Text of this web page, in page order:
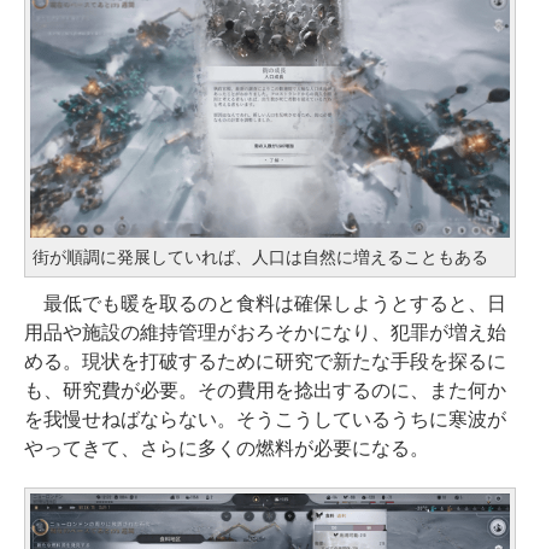
街が順調に発展していれば、人口は自然に増えることもある
最低でも暖を取るのと食料は確保しようとすると、日
用品や施設の維持管理がおろそかになり、犯罪が増え始
める。現状を打破するために研究で新たな手段を探るに
も、研究費が必要。その費用を捻出するのに、また何か
を我慢せねばならない。そうこうしているうちに寒波が
やってきて、さらに多くの燃料が必要になる。